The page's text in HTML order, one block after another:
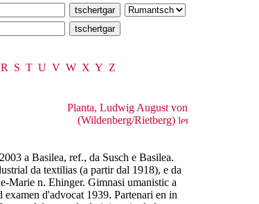
R S T U V W X Y Z
Planta, Ludwig August von
(Wildenberg/Rietberg)
a Basilea, ref., da Susch e Basilea.
da textilias (a partir dal 1918), e da
Marie n. Ehinger. Gimnasi umanistic a
d'advocat 1939. Partenari en in